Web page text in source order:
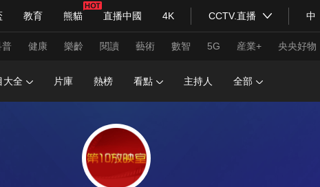
教育 熊貓 直播中國 4K CCTV.直播 中
熱解讀 天天學習
下載央視影音
普 健康 樂齡 閱讀 藝術 數智 5G 産業+ 央央好物
人物 公益
央視網評 光華銳評
大全 片庫 熱榜 看點 主持人 全部